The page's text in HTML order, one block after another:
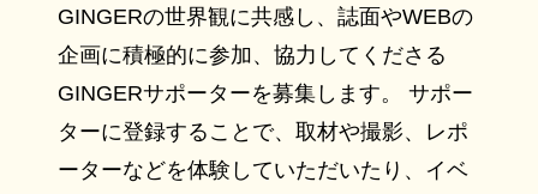
GINGERの世界観に共感し、誌面やWEBの
企画に積極的に参加、協力してくださる
GINGERサポーターを募集します。 サポー
ターに登録することで、取材や撮影、レポ
ーターなどを体験していただいたり、イベ